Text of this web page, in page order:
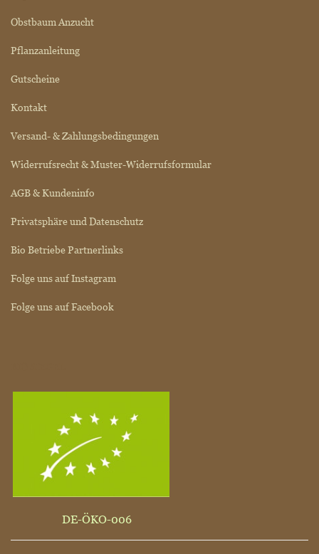
Obstbaum Anzucht
Pflanzanleitung
Gutscheine
Kontakt
Versand- & Zahlungsbedingungen
Widerrufsrecht & Muster-Widerrufsformular
AGB & Kundeninfo
Privatsphäre und Datenschutz
Bio Betriebe Partnerlinks
Folge uns auf Instagram
Folge uns auf Facebook
DE-ÖKO-006